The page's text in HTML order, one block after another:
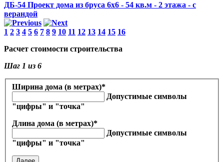
ДБ-54 Проект дома из бруса 6x6 - 54 кв.м - 2 этажа - с
верандой
1 2 3 4 5 6 7 8 9 10 11 12 13 14 15 16
Расчет стоимости строительства
Шаг 1 из 6
Ширина дома (в метрах)*
Допустимые символы
"цифры" и "точка"
Длина дома (в метрах)*
Допустимые символы
"цифры" и "точка"